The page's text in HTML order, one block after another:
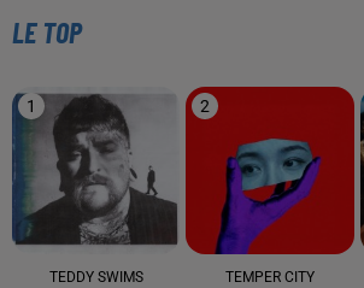
LE TOP
1
TEDDY SWIMS
2
TEMPER CITY